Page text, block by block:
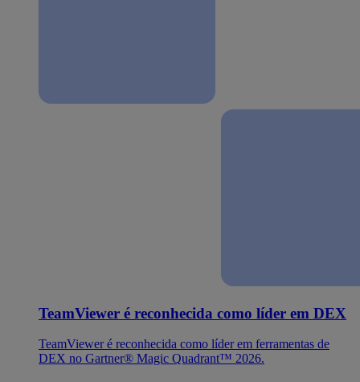
TeamViewer é reconhecida como líder em DEX
TeamViewer é reconhecida como líder em ferramentas de
DEX no Gartner® Magic Quadrant™ 2026.